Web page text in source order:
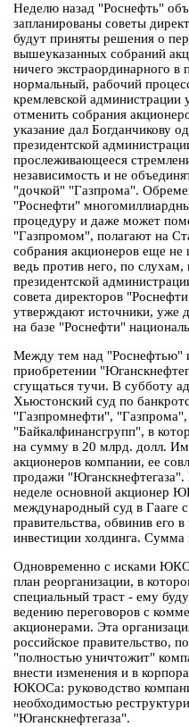
Неделю назад "Роснефть"
запланированы советы
будут приняты решения о
вышеуказанных собраний
ничего экстраординарного в
нормальный, рабочий
кремлевской
отменить собрания
указание дал Богданчикову
президентской
прослеживающееся
независимость и не
"дочкой" "Газпрома".
"Роснефти"
процедуру и даже может
"Газпромом", полагают на
собрания акционеров еще не
ведь против него, по слухам,
президентской
совета директоров
утверждают источники, уже
на базе "Роснефти"
Между тем над "Роснефтью"
приобретении
сгущаться тучи. В субботу
Хьюстонский суд по
"Газпромнефти",
"Байкалфинансгрупп", в
на сумму в 20 млрд. долл.
акционеров компании, ее
продажи
неделе основной
международный суд в Гааге
правительства, обвинив его
инвестиции холдинга. Сумма
Одновременно с исками
план реорганизации, в
специальный траст - ему
ведению переговоров с
акционерами. Эта
российское правительство,
"полностью уничтожит"
внести изменения и в
ЮКОСа: руководство
необходимостью
"Юганскнефтегаза".